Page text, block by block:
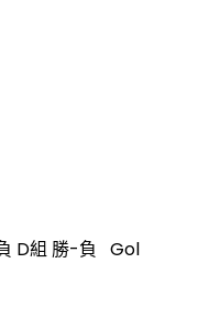
D組 勝-負 Gol